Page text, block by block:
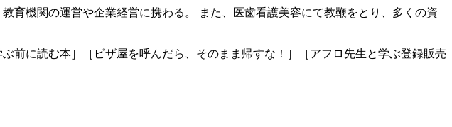
育機関の運営や企業経営に携わる。 また、医歯看護美容にて教鞭をとり、多くの資
前に読む本］［ピザ屋を呼んだら、そのまま帰すな！］［アフロ先生と学ぶ登録販売